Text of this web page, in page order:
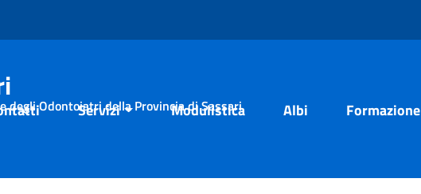
degli Odontoiatri della Provincia di Sassari
Servizi Modulistica Albi Formazione